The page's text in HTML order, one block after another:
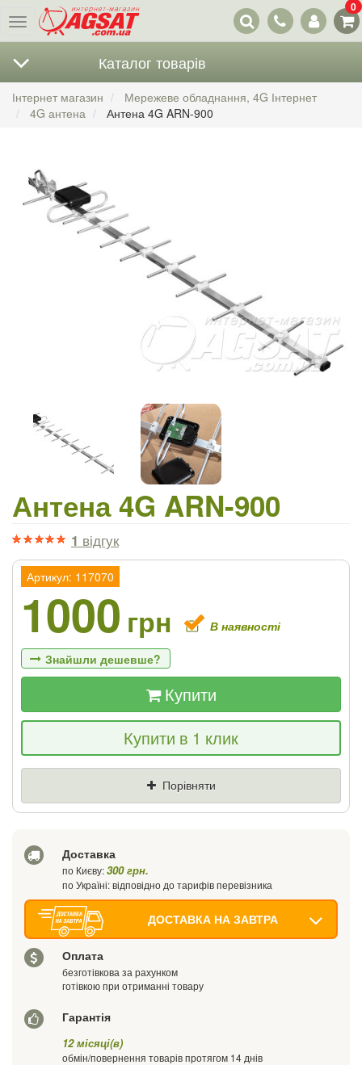
Меню
Наші
контакти
0
Каталог товарів
Інтернет магазин
Мережеве обладнання, 4G Інтернет
4G антена
Антена 4G ARN-900
Антена 4G ARN-900
1 відгук
Артикул: 117070
1000 грн В наявності
Знайшли дешевше?
Якщо Ви знайдете товар дешевше - ми
знизимо ціну і подаруємо % від різниці
Купити
Купити в 1 клик
Порівняти
Доставка
по Києву:300 грн.
по Україні: відповідно до тарифів перевізника
ДОСТАВКА НА ЗАВТРА
Оплата
безготівкова за рахунком
готівкою при отриманні товару
Гарантія
12 місяці(в)
обмін/повернення товарів протягом 14 днів